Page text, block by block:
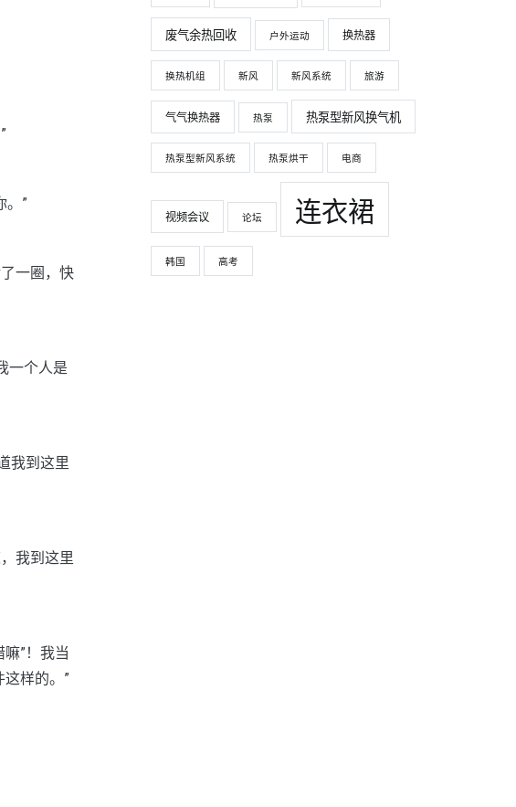
。”
一圈，快
一个人是
我到这里
我到这里
”！我当
样的。”
废气余热回收 户外运动 换热器
换热机组 新风 新风系统 旅游
气气换热器 热泵 热泵型新风换气机
热泵型新风系统 热泵烘干 电商
视频会议 论坛 连衣裙
韩国 高考